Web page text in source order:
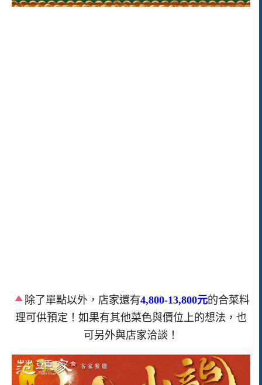
除了單點以外，店家還有4,800-13,800元的合菜料
理可供預定！如果有其他菜色與價位上的想法，也
可另外與店家洽談！